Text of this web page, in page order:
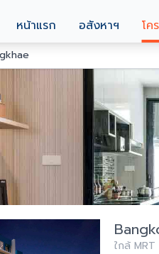
หน้าแรก อสังหาฯ โค
ใกล้ MRT